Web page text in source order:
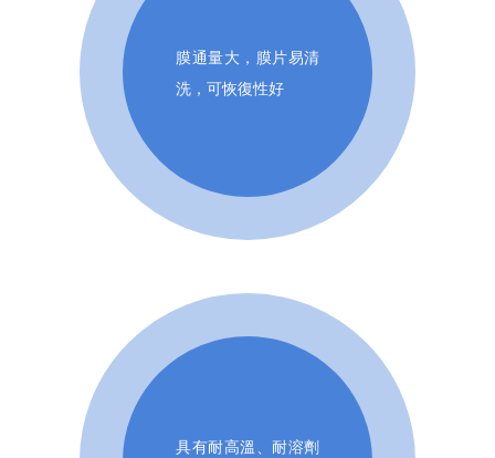
膜通量大，膜片易清
洗，可恢復性好
具有耐高溫、耐溶劑